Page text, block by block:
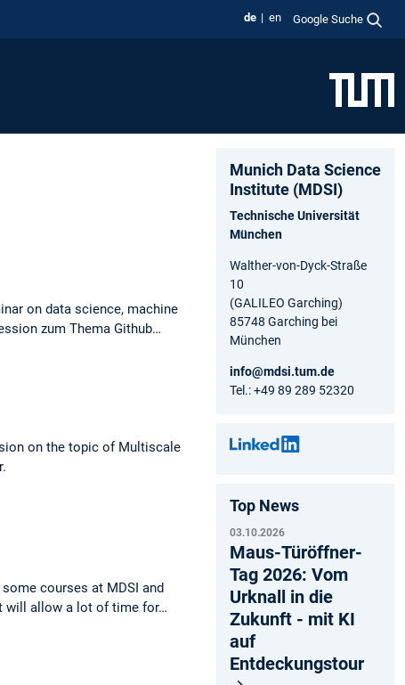
de en Google Suche
on data science, machine
zum Thema Github…
on the topic of Multiscale
courses at MDSI and
will allow a lot of time for…
Munich Data Science
Institute (MDSI)
Technische Universität
München
Walther-von-Dyck-Straße
10
(GALILEO Garching)
85748 Garching bei
München
info@mdsi.tum.de
Tel.: +49 89 289 52320
Top News
03.10.2026
Maus-Türöffner-
Tag 2026: Vom
Urknall in die
Zukunft - mit KI
auf
Entdeckungstour